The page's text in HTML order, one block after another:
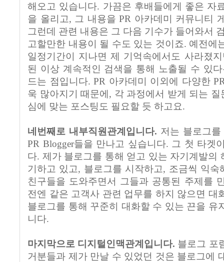
해오고 있습니다. 가끔은 후배들에게 좋은 자
을 올리고, 그 내용을 PR 아카데미 커뮤니티
그런데 관련 내용은 그 다음 기수가 들어와서
고할만한 내용이 될 수도 있는 것이죠. 예전에
일정기간이 지나면 제 기억속에서도 사라졌
된 이상 계속적인 검색을 통해 노출될 수 있
드는 점입니다. PR 아카데미 이외에 다양한
욱 많아지기 때문에, 각 과정에서 받게 되는
심에 맞는 포스팅도 필요할 듯 하고요.
네번째로 내부직원관계입니다. 저는 블로그
PR Blogger들을 만나고 싶습니다. 그 첫 타겟
다. 제가 블로그를 통해 얻고 있는 자기계발의
기하고 있고, 블로그를 시작하고, 조금씩 익숙
친구들을 도와주면서 그들과 공통된 주제를
전엔 같은 고객사 관련 업무를 하지 않으면 대
블로그를 통해 꾸준히 대화할 수 있는 끈을 유
니다.
마지막으로 디지털인맥관계입니다. 블로그 포
거분들과 제가 만날 수 있었던 것은 블로그에